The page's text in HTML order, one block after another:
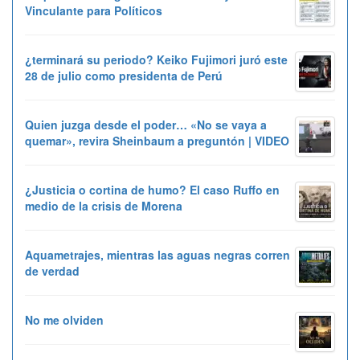
Vinculante para Políticos
¿terminará su periodo? Keiko Fujimori juró este
28 de julio como presidenta de Perú
Quien juzga desde el poder… «No se vaya a
quemar», revira Sheinbaum a preguntón | VIDEO
¿Justicia o cortina de humo? El caso Ruffo en
medio de la crisis de Morena
Aquametrajes, mientras las aguas negras corren
de verdad
No me olviden